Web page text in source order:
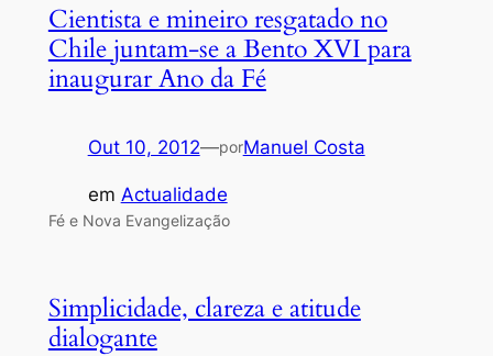
Cientista e mineiro resgatado no
Chile juntam-se a Bento XVI para
inaugurar Ano da Fé
Out 10, 2012—porManuel Costa
em Actualidade
Fé e Nova Evangelização
Simplicidade, clareza e atitude
dialogante